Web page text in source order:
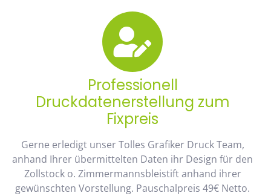
Professionell
Druckdatenerstellung zum
Fixpreis
Gerne erledigt unser Tolles Grafiker Druck Team,
anhand Ihrer übermittelten Daten ihr Design für den
Zollstock o. Zimmermannsbleistift anhand ihrer
gewünschten Vorstellung. Pauschalpreis 49€ Netto.